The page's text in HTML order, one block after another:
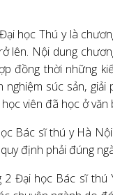
học Thú y là
lên. Nội dung
đồng thời những
nghiệm súc sản,
viên đã học ở
Bác sĩ thú y Hà
định phải đúng
2 Đại học Bác sĩ